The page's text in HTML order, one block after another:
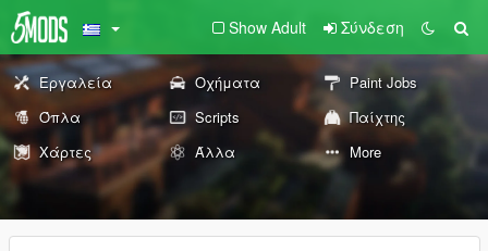
Show Adult Σύνδεση
Εργαλεία Οχήματα
Paint Jobs
Όπλα
Scripts
Παίχτης
Χάρτες
Άλλα More